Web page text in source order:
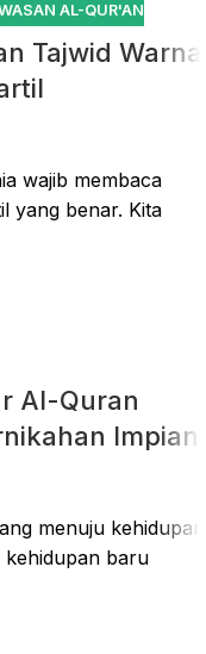
AL-QUR'AN
Tajwid Warna
wajib membaca
yang benar. Kita
Al-Quran
Impian
menuju kehidupan
kehidupan baru